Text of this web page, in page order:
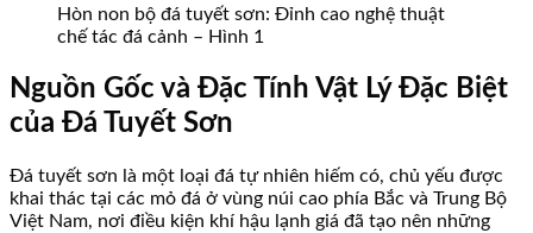
Hòn non bộ đá tuyết sơn: Đỉnh cao nghệ thuật
chế tác đá cảnh – Hình 1
Nguồn Gốc và Đặc Tính Vật Lý Đặc Biệt
của Đá Tuyết Sơn
Đá tuyết sơn là một loại đá tự nhiên hiếm có, chủ yếu được
khai thác tại các mỏ đá ở vùng núi cao phía Bắc và Trung Bộ
Việt Nam, nơi điều kiện khí hậu lạnh giá đã tạo nên những